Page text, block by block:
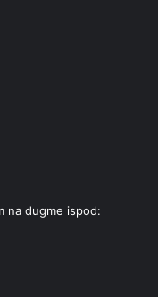
na dugme ispod: